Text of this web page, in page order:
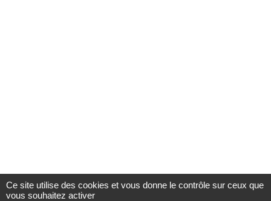
Ce site utilise des cookies et vous donne le contrôle sur ceux que
vous souhaitez activer